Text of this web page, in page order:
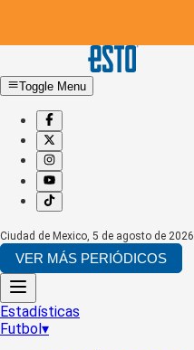
Toggle Menu
Ciudad de Mexico, 5 de agosto de 2026
VER MÁS PERIÓDICOS
Estadísticas
Futbol▾